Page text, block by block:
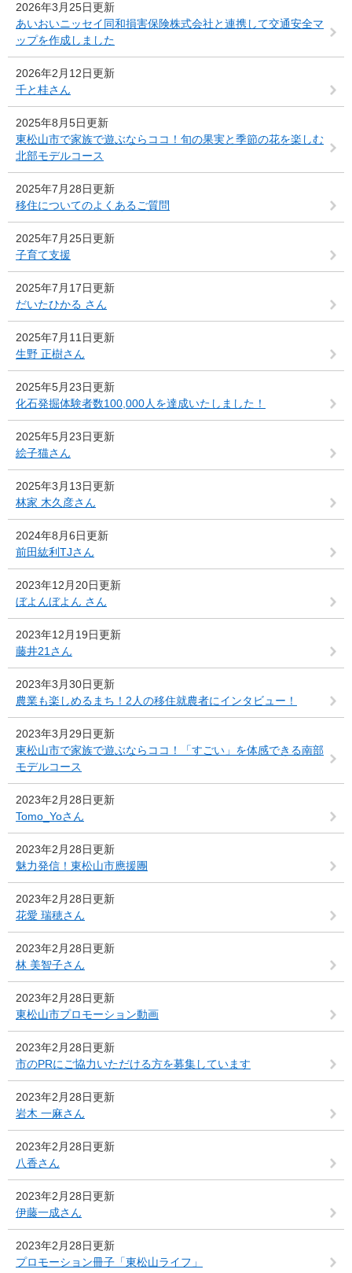
2026年3月25日更新
あいおいニッセイ同和損害保険株式会社と連携して交通安全マ
ップを作成しました
2026年2月12日更新
千と桂さん
2025年8月5日更新
東松山市で家族で遊ぶならココ！旬の果実と季節の花を楽しむ
北部モデルコース
2025年7月28日更新
移住についてのよくあるご質問
2025年7月25日更新
子育て支援
2025年7月17日更新
だいたひかる さん
2025年7月11日更新
生野 正樹さん
2025年5月23日更新
化石発掘体験者数100,000人を達成いたしました！
2025年5月23日更新
絵子猫さん
2025年3月13日更新
林家 木久彦さん
2024年8月6日更新
前田紘利TJさん
2023年12月20日更新
ぼよんぼよん さん
2023年12月19日更新
藤井21さん
2023年3月30日更新
農業も楽しめるまち！2人の移住就農者にインタビュー！
2023年3月29日更新
東松山市で家族で遊ぶならココ！「すごい」を体感できる南部
モデルコース
2023年2月28日更新
Tomo_Yoさん
2023年2月28日更新
魅力発信！東松山市應援團
2023年2月28日更新
花愛 瑞穂さん
2023年2月28日更新
林 美智子さん
2023年2月28日更新
東松山市プロモーション動画
2023年2月28日更新
市のPRにご協力いただける方を募集しています
2023年2月28日更新
岩木 一麻さん
2023年2月28日更新
八香さん
2023年2月28日更新
伊藤一成さん
2023年2月28日更新
プロモーション冊子「東松山ライフ」